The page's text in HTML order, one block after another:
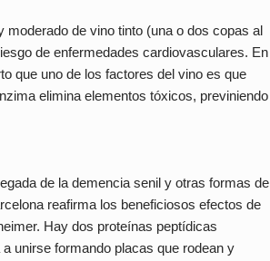
de vino tinto (una o dos copas al
de enfermedades cardiovasculares. En
que uno de los factores del vino es que
elimina elementos tóxicos, previniendo
de la demencia senil y otras formas de
reafirma los beneficiosos efectos de
Hay dos proteínas peptídicas
unirse formando placas que rodean y